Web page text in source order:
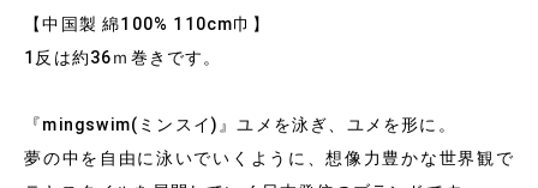
【中国製 綿100% 110cm巾】
1反は約36ｍ巻きです。
『mingswim(ミンスイ)』ユメを泳ぎ、ユメを形に。
夢の中を自由に泳いでいくように、想像力豊かな世界観で